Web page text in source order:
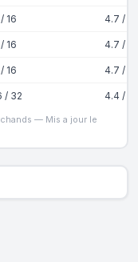
16 4.7 /
16 4.7 /
16 4.7 /
/ 32 4.4 /
— Mis a jour le